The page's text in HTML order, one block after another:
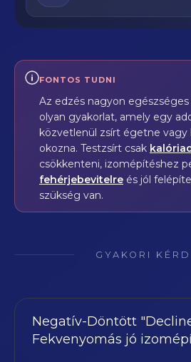
FONTOS TUDNI
Az edzés nagyon
olyan gyakorlat, amely egy
közvetlenül zsírt égetne vagy
okozna. Testzsírt csak
csökkenteni, izomépítéshez
fehérjebevitelre és jól
szükség van.
GYAKORI
Negatív-Döntött
Fekvenyomás jó